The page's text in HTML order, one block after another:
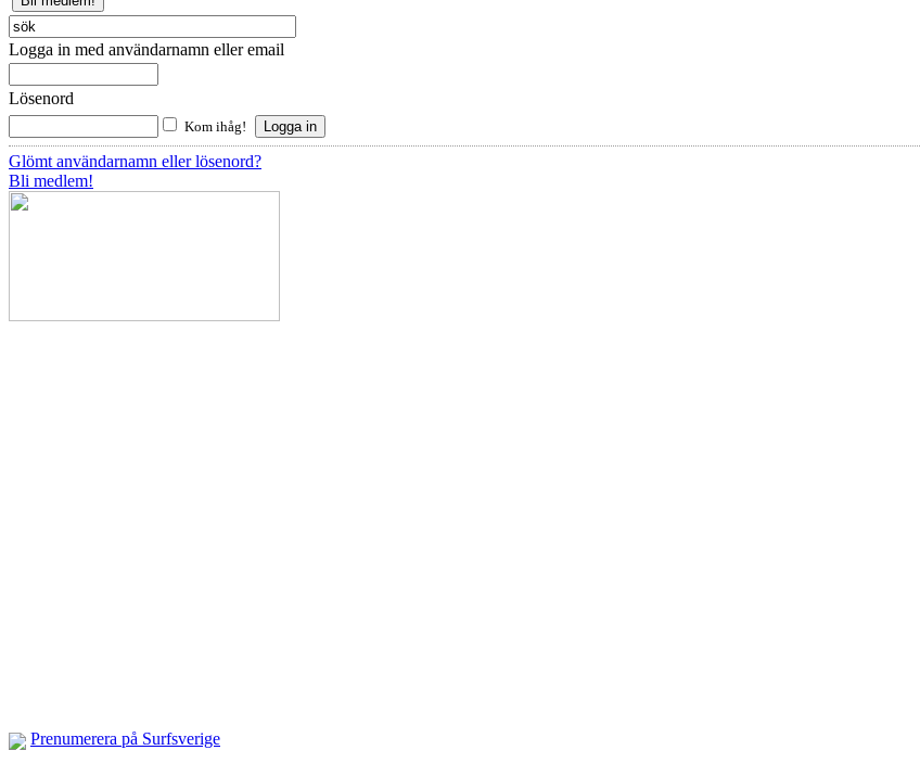
Logga in med användarnamn eller email
Lösenord
Kom ihåg!
Glömt användarnamn eller lösenord?
Bli medlem!
Prenumerera på Surfsverige